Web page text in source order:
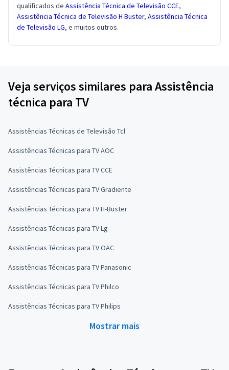
qualificados de Assistência Técnica de Televisão CCE,
Assistência Técnica de Televisão H Buster, Assistência Técnica
de Televisão LG, e muitos outros.
Veja serviços similares para Assistência
técnica para TV
Assistências Técnicas de Televisão Tcl
Assistências Técnicas para TV AOC
Assistências Técnicas para TV CCE
Assistências Técnicas para TV Gradiente
Assistências Técnicas para TV H-Buster
Assistências Técnicas para TV Lg
Assistências Técnicas para TV OAC
Assistências Técnicas para TV Panasonic
Assistências Técnicas para TV Philco
Assistências Técnicas para TV Philips
Mostrar mais